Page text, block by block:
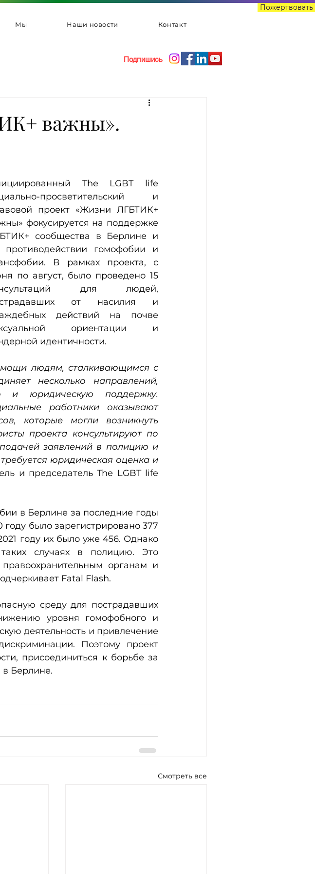
Мы Наши новости Контакт
Пожертвовать
Подпишись
важны».
The LGBT life
просветительский и
проект «Жизни ЛГБТИК+
фокусируется на поддержке
сообщества в Берлине и
противодействии гомофобии и
В рамках проекта, с
по август, было проведено 15
для людей,
от насилия и
действий на почве
ориентации и
идентичности.
людям, сталкивающимся с
несколько направлений,
и юридическую поддержку.
работники оказывают
которые могли возникнуть
проекта консультируют по
заявлений в полицию и
юридическая оценка и
и председатель The LGBT life
в Берлине за последние годы
году было зарегистрировано 377
году их было уже 456. Однако
случаях в полицию. Это
органам и
Fatal Flash.
среду для пострадавших
уровня гомофобного и
деятельность и привлечение
Поэтому проект
присоединиться к борьбе за
в Берлине.
Смотреть все